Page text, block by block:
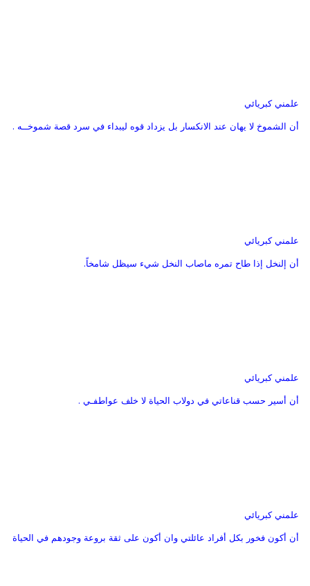
علمني كبريائي
أن الشموخ لا يهان عند الانكسار بل يزداد قوه ليبداء في سرد قصة شموخــه .
علمني كبريائي
أن إلنخل إذا طاح تمره ماصاب النخل شيء سيظل شامخاً.
علمني كبريائي
أن أسير حسب قناعاتي في دولاب الحياة لا خلف عواطفـي .
علمني كبريائي
أن أكون فخور بكل أفراد عائلتي وان أكون على ثقة بروعة وجودهم في الحياة